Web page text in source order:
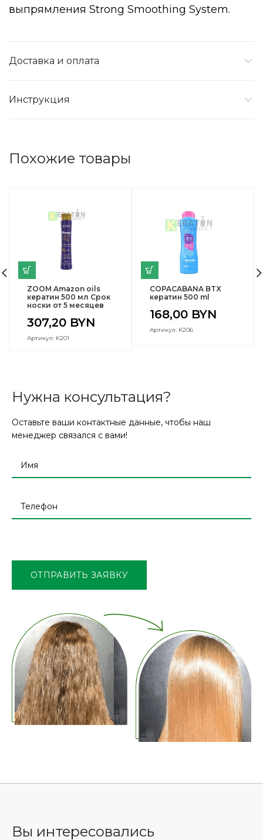
выпрямления Strong Smoothing System.
Доставка и оплата
Инструкция
Похожие товары
ZOOM Amazon oils
кератин 500 мл Срок
носки от 5 месяцев
307,20 BYN
Артикул: K201
COPACABANA BTX
кератин 500 ml
168,00 BYN
Артикул: K206
Нужна консультация?
Оставьте ваши контактные данные, чтобы наш
менеджер связался с вами!
поле
пустым.
ОТПРАВИТЬ ЗАЯВКУ
Вы интересовались